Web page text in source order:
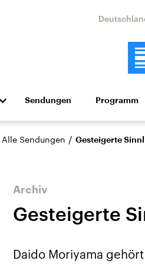
Politik Wirtschaft
Feature Musik
2026
Aktuelle
Sendungen Programm
Alle Sendungen / Gesteigerte
Archiv
Gesteigerte
Daido Moriyama